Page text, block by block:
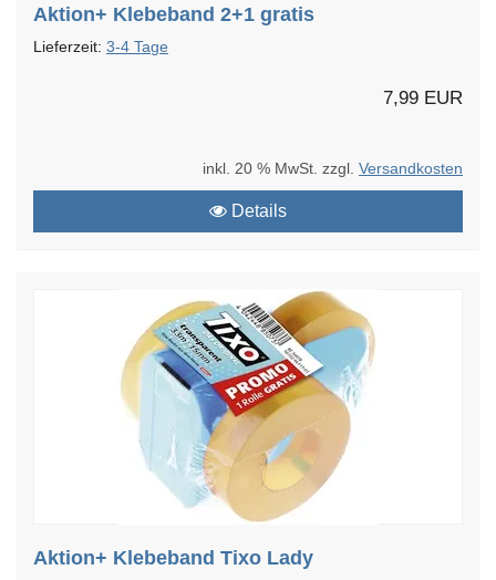
Aktion+ Klebeband 2+1 gratis
Lieferzeit: 3-4 Tage
7,99 EUR
inkl. 20 % MwSt. zzgl. Versandkosten
Details
Aktion+ Klebeband Tixo Lady